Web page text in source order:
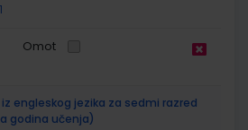
Omot
iz engleskog jezika za sedmi razred
godina učenja)